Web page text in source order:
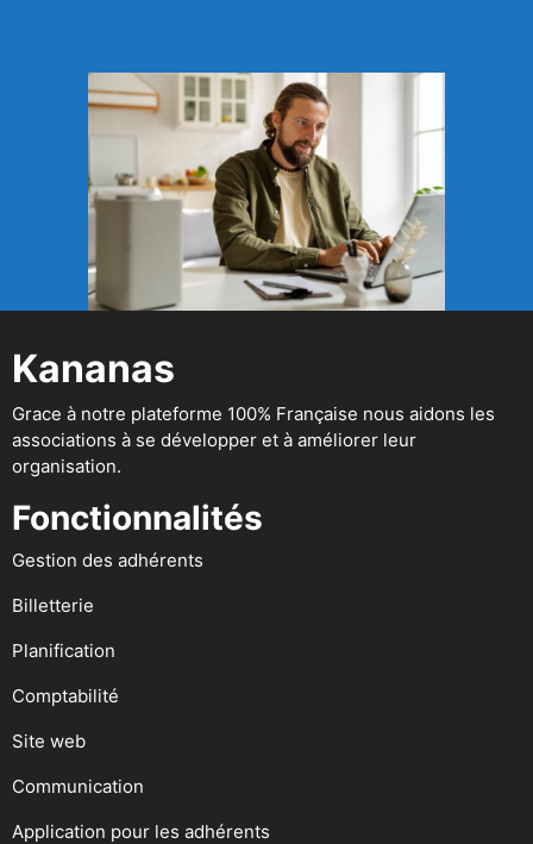
Kananas
Grace à notre plateforme 100% Française nous aidons les
associations à se développer et à améliorer leur
organisation.
Fonctionnalités
Gestion des adhérents
Billetterie
Planification
Comptabilité
Site web
Communication
Application pour les adhérents